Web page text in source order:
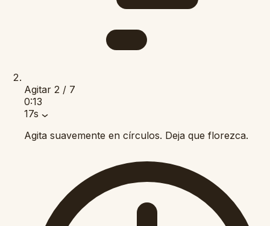
Agitar 2 / 7
0:13
17s
Agita suavemente en círculos. Deja que florezca.